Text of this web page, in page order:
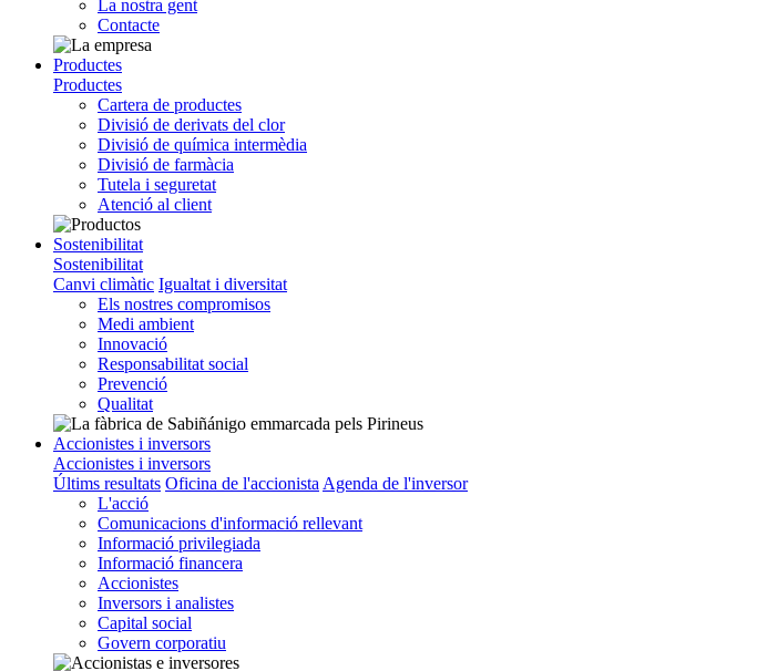
La nostra gent
Contacte
Productes
Productes
Cartera de productes
Divisió de derivats del clor
Divisió de química intermèdia
Divisió de farmàcia
Tutela i seguretat
Atenció al client
Sostenibilitat
Sostenibilitat
Canvi climàtic Igualtat i diversitat
Els nostres compromisos
Medi ambient
Innovació
Responsabilitat social
Prevenció
Qualitat
Accionistes i inversors
Accionistes i inversors
Últims resultats Oficina de l'accionista Agenda de l'inversor
L'acció
Comunicacions d'informació rellevant
Informació privilegiada
Informació financera
Accionistes
Inversors i analistes
Capital social
Govern corporatiu